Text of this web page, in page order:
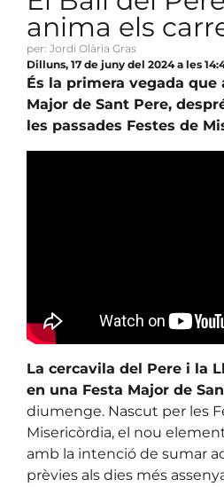
anima els
per: Jordi Olària Gras
Dilluns, 17 de juny del 2024 a les
És la primera vegada que
Major de Sant Pere,
les passades Festes de
La cercavila del Pere i la
en una Festa Major de
diumenge. Nascut per les
Misericòrdia, el nou
amb la intenció de sumar
prèvies als dies més